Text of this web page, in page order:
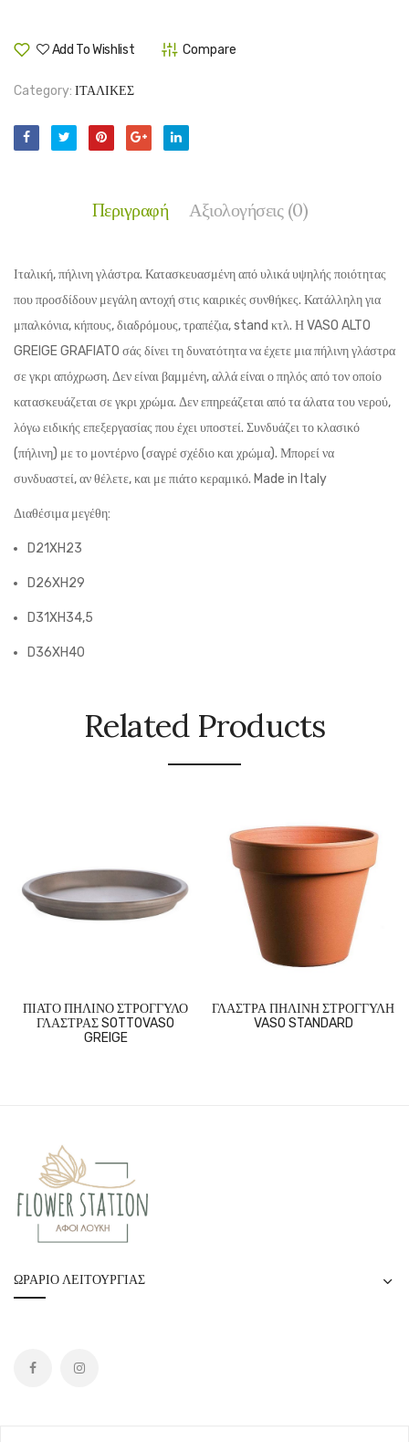
Add To Wishlist Compare
Category: ΙΤΑΛΙΚΕΣ
Περιγραφή Αξιολογήσεις (0)
Ιταλική, πήλινη γλάστρα. Κατασκευασμένη από υλικά υψηλής ποιότητας
που προσδίδουν μεγάλη αντοχή στις καιρικές συνθήκες. Κατάλληλη για
μπαλκόνια, κήπους, διαδρόμους, τραπέζια, stand κτλ. Η VASO ALTO
GREIGE GRAFIATO σάς δίνει τη δυνατότητα να έχετε μια πήλινη γλάστρα
σε γκρι απόχρωση. Δεν είναι βαμμένη, αλλά είναι ο πηλός από τον οποίο
κατασκευάζεται σε γκρι χρώμα. Δεν επηρεάζεται από τα άλατα του νερού,
λόγω ειδικής επεξεργασίας που έχει υποστεί. Συνδυάζει το κλασικό
(πήλινη) με το μοντέρνο (σαγρέ σχέδιο και χρώμα). Μπορεί να
συνδυαστεί, αν θέλετε, και με πιάτο κεραμικό. Made in Italy
Διαθέσιμα μεγέθη:
D21XH23
D26XH29
D31XH34,5
D36XH40
Related Products
ΠΙΑΤΟ ΠΗΛΙΝΟ ΣΤΡΟΓΓΥΛΟ
ΓΛΑΣΤΡΑΣ SOTTOVASO
GREIGE
ΓΛΑΣΤΡΑ ΠΗΛΙΝΗ ΣΤΡΟΓΓΥΛΗ
VASO STANDARD
ΩΡΆΡΙΟ ΛΕΙΤΟΥΡΓΊΑΣ